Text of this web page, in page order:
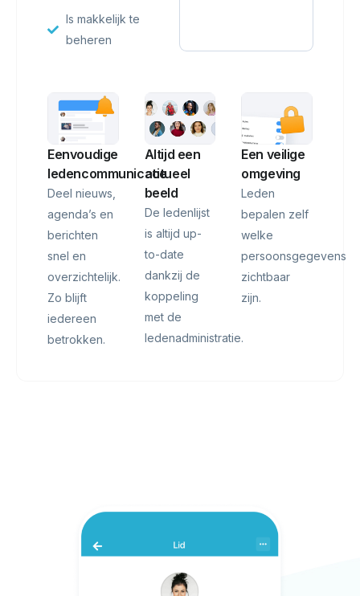
Is makkelijk te
beheren
Eenvoudige
ledencommunicatie
Deel nieuws,
agenda’s en
berichten
snel en
overzichtelijk.
Zo blijft
iedereen
betrokken.
Altijd een
actueel
beeld
De ledenlijst
is altijd up-
to-date
dankzij de
koppeling
met de
ledenadministratie.
Een veilige
omgeving
Leden
bepalen zelf
welke
persoonsgegevens
zichtbaar
zijn.